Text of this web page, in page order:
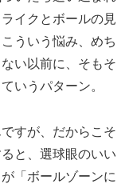
イクとボールの見
ういう悩み、めち
い以前に、そもそ
いうパターン。
すが、だからこそ
と、選球眼のいい
「ボールゾーンに